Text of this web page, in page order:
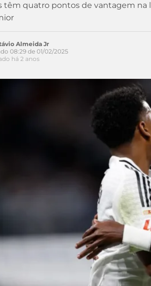
têm quatro pontos de vantagem na
Almeida Jr
08:29 de 01/02/2025
há 2 anos